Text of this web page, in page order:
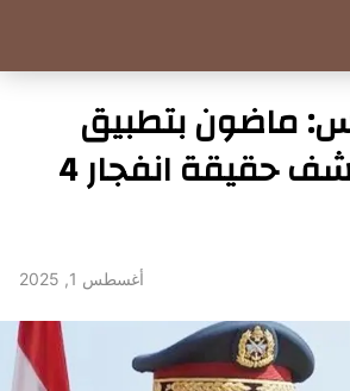
ماضون بتطبيق
القانون وكشف حقيقة انفجار 4
أغسطس 1, 2025